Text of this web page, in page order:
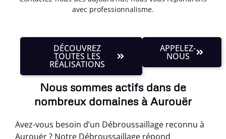
avec professionnalisme.
DÉCOUVREZ
TOUTES LES
RÉALISATIONS
APPELEZ-
NOUS
Nous sommes actifs dans de
nombreux domaines à Aurouër
Avez-vous besoin d’un Débroussaillage reconnu à
Aurouër ? Notre Débroussaillage répond